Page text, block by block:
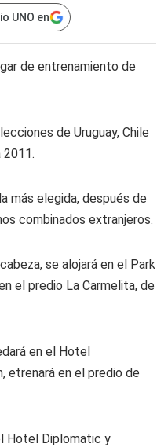
UNO en
de entrenamiento de
de Uruguay, Chile
2011.
más elegida, después de
combinados extranjeros.
se alojará en el Park
el predio La Carmelita, de
en el Hotel
etrenará en el predio de
Hotel Diplomatic y